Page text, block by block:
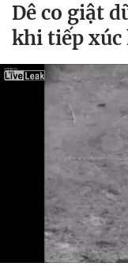
Dê co giật
khi tiếp xúc